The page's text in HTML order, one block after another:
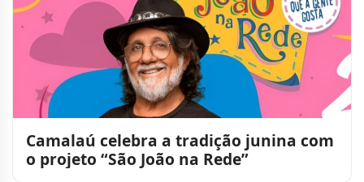
Camalaú celebra a tradição junina com
o projeto “São João na Rede”